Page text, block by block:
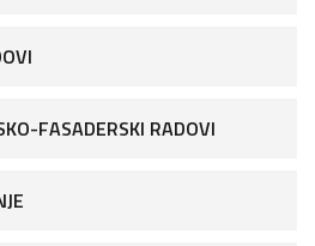
FASADERSKI RADOVI